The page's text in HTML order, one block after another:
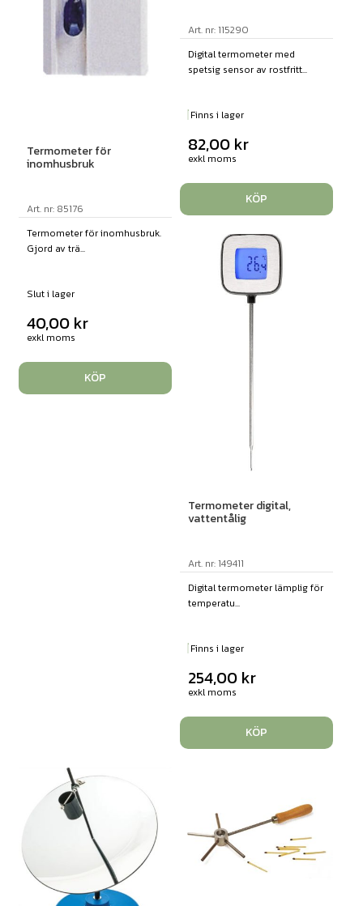
Termometer för
inomhusbruk
Art. nr: 85176
Termometer för inomhusbruk.
Gjord av trä...
Slut i lager
40,00 kr
exkl moms
KÖP
Art. nr: 115290
Digital termometer med
spetsig sensor av rostfritt...
Finns i lager
82,00 kr
exkl moms
KÖP
Termometer digital,
vattentålig
Art. nr: 149411
Digital termometer lämplig för
temperatu...
Finns i lager
254,00 kr
exkl moms
KÖP